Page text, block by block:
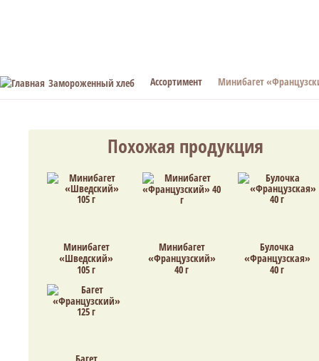
Замороженный хлеб Ассортимент Минибагет
Похожая продукция
Минибагет
«Шведский»
105 г
Минибагет
«Французский»
40 г
Булочка
«Французская»
40 г